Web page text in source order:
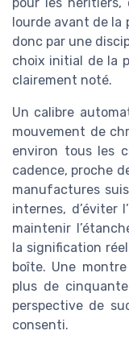
pour les héritiers,
lourde avant de la
donc par une
choix initial de la
clairement noté.
Un calibre
mouvement de
environ tous les
cadence, proche
manufactures
internes, d’éviter
maintenir
la signification
boîte. Une
plus de
perspective de
consenti.